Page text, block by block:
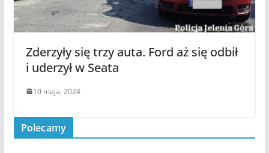
Zderzyły się trzy auta. Ford aż się odbił
i uderzył w Seata
10 maja, 2024
Polecamy